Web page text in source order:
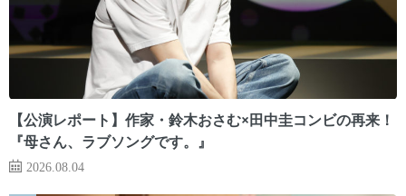
【公演レポート】作家・鈴木おさむ×田中圭コンビの再来！
『母さん、ラブソングです。』
2026.08.04